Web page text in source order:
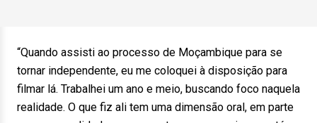
“Quando assisti ao processo de Moçambique para se
tornar independente, eu me coloquei à disposição para
filmar lá. Trabalhei um ano e meio, buscando foco naquela
realidade. O que fiz ali tem uma dimensão oral, em parte